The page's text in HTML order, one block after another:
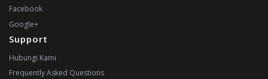
Facebook
Google+
Support
Hubungi Kami
Frequently Asked Questions